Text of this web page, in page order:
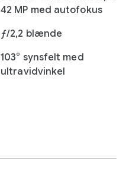
42 MP med autofokus
ƒ/2,2 blænde
103° synsfelt med
ultravidvinkel